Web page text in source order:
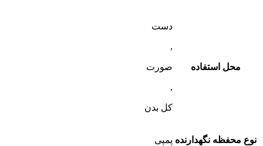
محل استفاده
دست
صورت
کل بدن
محفظه نگهدارنده پمپی